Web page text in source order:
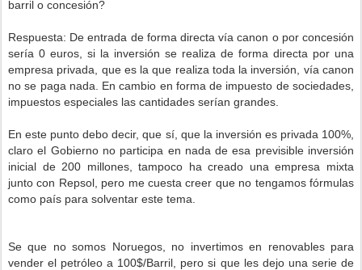
barril o concesión?
Respuesta: De entrada de forma directa vía canon o por concesión
sería 0 euros, si la inversión se realiza de forma directa por una
empresa privada, que es la que realiza toda la inversión, vía canon
no se paga nada. En cambio en forma de impuesto de sociedades,
impuestos especiales las cantidades serían grandes.
En este punto debo decir, que sí, que la inversión es privada 100%,
claro el Gobierno no participa en nada de esa previsible inversión
inicial de 200 millones, tampoco ha creado una empresa mixta
junto con Repsol, pero me cuesta creer que no tengamos fórmulas
como país para solventar este tema.
Se que no somos Noruegos, no invertimos en renovables para
vender el petróleo a 100$/Barril, pero si que les dejo una seriede